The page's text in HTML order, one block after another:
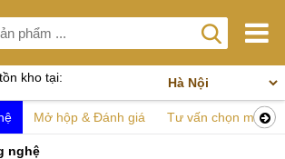
kho tại:
Mở hộp & Đánh giá Tư vấn chọn mua
nghệ